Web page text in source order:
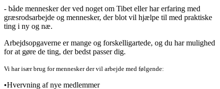
- både mennesker der ved noget om Tibet eller har erfaring med
græsrodsarbejde og mennesker, der blot vil hjælpe til med praktiske
ting i ny og næ.
Arbejdsopgaverne er mange og forskelligartede, og du har mulighed
for at gøre de ting, der bedst passer dig.
Vi har især brug for mennesker der vil arbejde med følgende:
•Hvervning af nye medlemmer